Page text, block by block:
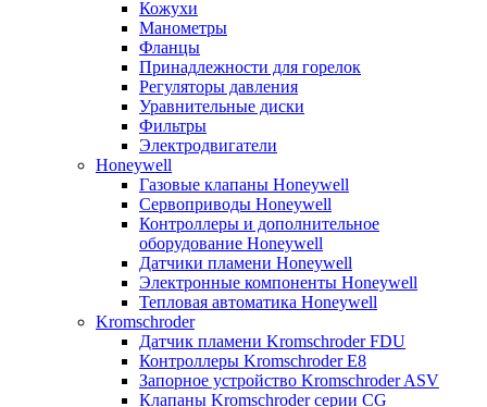
Кожухи
Манометры
Фланцы
Принадлежности для горелок
Регуляторы давления
Уравнительные диски
Фильтры
Электродвигатели
Honeywell
Газовые клапаны Honeywell
Сервоприводы Honeywell
Контроллеры и дополнительное
оборудование Honeywell
Датчики пламени Honeywell
Электронные компоненты Honeywell
Тепловая автоматика Honeywell
Kromschroder
Датчик пламени Kromschroder FDU
Контроллеры Kromschroder E8
Запорное устройство Kromschroder ASV
Клапаны Kromschroder серии CG